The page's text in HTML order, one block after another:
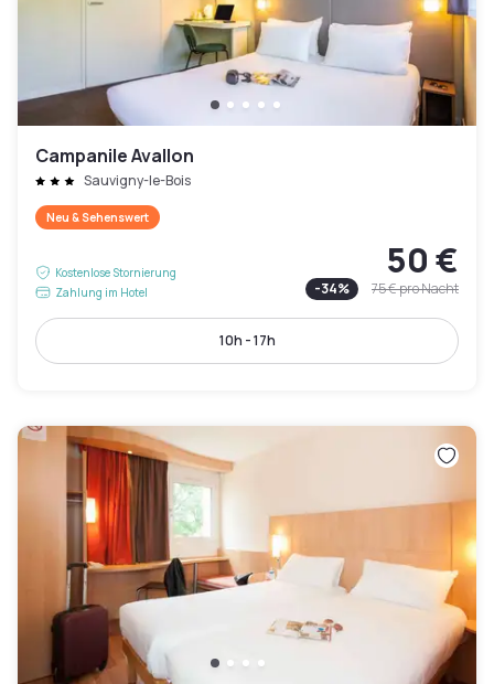
Campanile Avallon
Sauvigny-le-Bois
Neu & Sehenswert
Kostenlose Stornierung
Zahlung im Hotel
50 €
-34% 75 €pro Nacht
10h - 17h